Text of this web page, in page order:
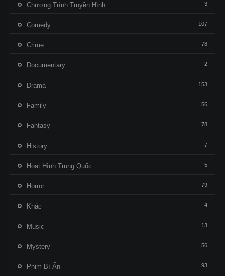
Chương Trình Truyền Hình 3
Comedy 107
Crime 78
Documentary 2
Drama 153
Family 56
Fantasy 78
History 7
Hoạt Hình Trung Quốc 5
Horror 79
Khác 4
Music 13
Mystery 56
Phim Bí Ẩn 93